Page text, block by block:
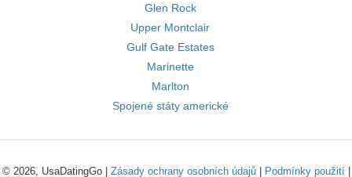
Glen Rock
Upper Montclair
Gulf Gate Estates
Marinette
Marlton
Spojené státy americké
© 2026, UsaDatingGo | Zásady ochrany osobních údajů| Podmínky použití|